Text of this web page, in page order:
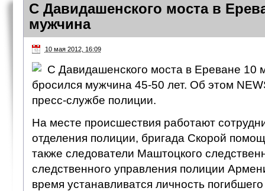
С Давидашенского моста в
мужчина
10 мая 2012, 16:09
С Давидашенского моста в Ереване 10
бросился мужчина 45-50 лет. Об этом
пресс-службе полиции.
На месте происшествия работают
отделения полиции, бригада Скорой
также следователи Маштоцкого
следственного управления полиции
время устанавливатся личность